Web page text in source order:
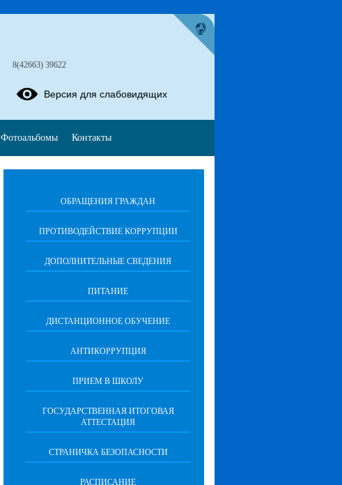
ОБРАЩЕНИЯ ГРАЖДАН
ПРОТИВОДЕЙСТВИЕ КОРРУПЦИИ
ДОПОЛНИТЕЛЬНЫЕ СВЕДЕНИЯ
ПИТАНИЕ
ДИСТАНЦИОННОЕ ОБУЧЕНИЕ
АНТИКОРРУПЦИЯ
ПРИЕМ В ШКОЛУ
ГОСУДАРСТВЕННАЯ ИТОГОВАЯ
АТТЕСТАЦИЯ
СТРАНИЧКА БЕЗОПАСНОСТИ
РАСПИСАНИЕ
8(42663) 39622
Версия для слабовидящих
Фотоальбомы Контакты